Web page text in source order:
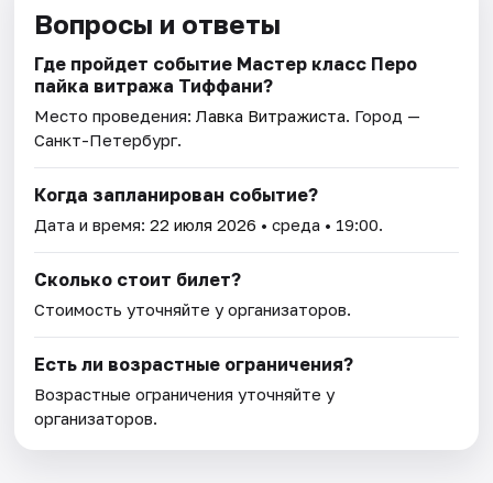
Вопросы и ответы
Где пройдет событие Мастер класс Перо
пайка витража Тиффани?
Место проведения:Лавка Витражиста. Город —
Санкт-Петербург.
Когда запланирован событие?
Дата и время:22 июля 2026 • среда • 19:00.
Сколько стоит билет?
Стоимость уточняйте у организаторов.
Есть ли возрастные ограничения?
Возрастные ограничения уточняйте у
организаторов.